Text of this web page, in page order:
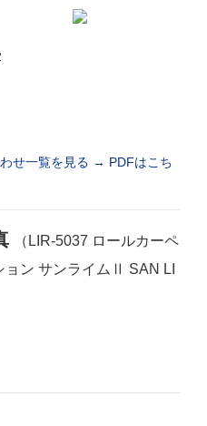
せ一覧を見る → PDFはこち
（LIR-5037 ロールカーペ
ョン サンライムⅡ SAN LI